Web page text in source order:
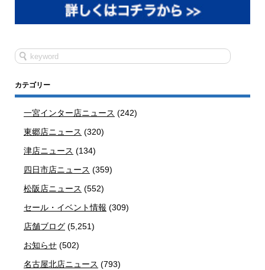
カテゴリー
一宮インター店ニュース (242)
東郷店ニュース (320)
津店ニュース (134)
四日市店ニュース (359)
松阪店ニュース (552)
セール・イベント情報 (309)
店舗ブログ (5,251)
お知らせ (502)
名古屋北店ニュース (793)